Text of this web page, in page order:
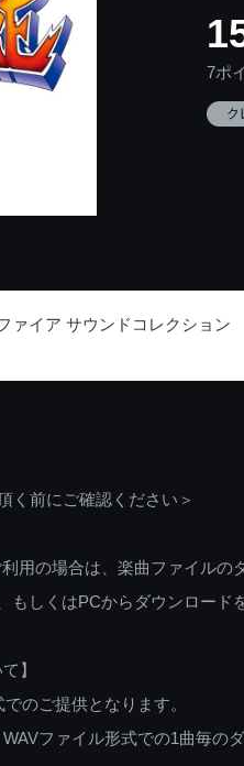
7ポ
ァイア サウンドコレクション
前にご確認ください＞
用の場合は、楽曲ファイルの
しくはPCからダウンロード
】
のご提供となります。
ファイル形式での1曲毎の